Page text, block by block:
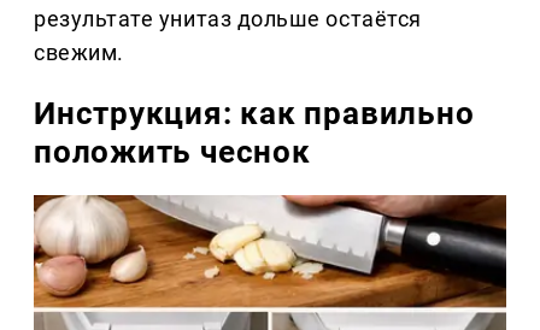
результате унитаз дольше остаётся
свежим.
Инструкция: как правильно
положить чеснок